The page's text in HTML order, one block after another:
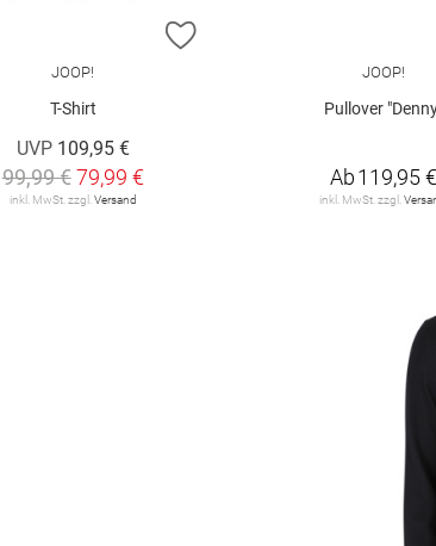
ZUR WUNSCHLISTE
JOOP!
T-Shirt
UVP 109,95 €
99,99 € 79,99 €
inkl. MwSt. zzgl. Versand
JOOP!
Pullover
Ab119,95 €
inkl. MwSt. zzgl.